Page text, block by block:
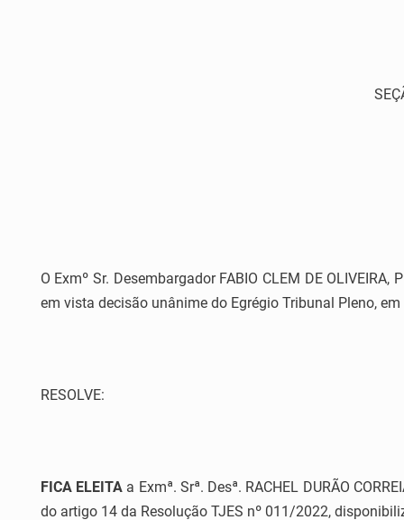
O Exmº Sr. Desembargador FABIO CLEM DE
em vista decisão unânime do Egrégio Tribunal Pleno,
RESOLVE:
FICA ELEITA a Exmª. Srª. Desª. RACHEL DURÃO
do artigo 14 da Resolução TJES nº 011/2022,